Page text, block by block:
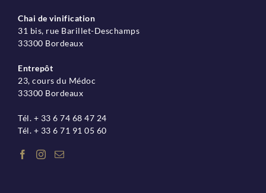
Chai de vinification
31 bis, rue Barillet-Deschamps
33300 Bordeaux
Entrepôt
23, cours du Médoc
33300 Bordeaux
Tél. + 33 6 74 68 47 24
Tél. + 33 6 71 91 05 60